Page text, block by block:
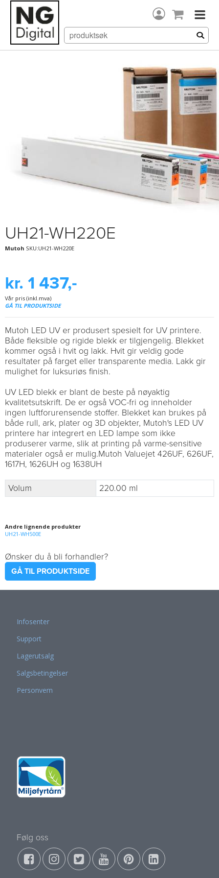
UH21-WH220E
Mutoh SKU:UH21-WH220E
kr. 1 437,-
Vår pris (inkl.mva)
GÅ TIL PRODUKTSIDE
Mutoh LED UV er produsert spesielt for UV printere.
Både fleksible og rigide blekk er tilgjengelig. Blekket
kommer også i hvit og lakk. Hvit gir veldig gode
resultater på farget eller transparente media. Lakk gir
mulighet for luksuriøs finish.
UV LED blekk er blant de beste på nøyaktig
kvalitetsutskrift. De er også VOC-fri og inneholder
ingen luftforurensende stoffer. Blekket kan brukes på
både rull, ark, plater og 3D objekter, Mutoh's LED UV
printere har integrert en LED lampe som ikke
produserer varme, slik at printing på varme-sensitive
materialer også er mulig.Mutoh Valuejet 426UF, 626UF,
1617H, 1626UH og 1638UH
Volum 220.00 ml
Andre lignende produkter
UH21-WH500E
Ønsker du å bli forhandler?
GÅ TIL PRODUKTSIDE
Infosenter
Support
Lagerutsalg
Salgsbetingelser
Personvern
Følg oss